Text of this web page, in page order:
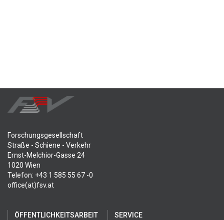
Forschungsgesellschaft
Straße - Schiene - Verkehr
Ernst-Melchior-Gasse 24
1020 Wien
Telefon: +43 1 585 55 67 -0
office(at)fsv.at
ÖFFENTLICHKEITSARBEIT SERVICE